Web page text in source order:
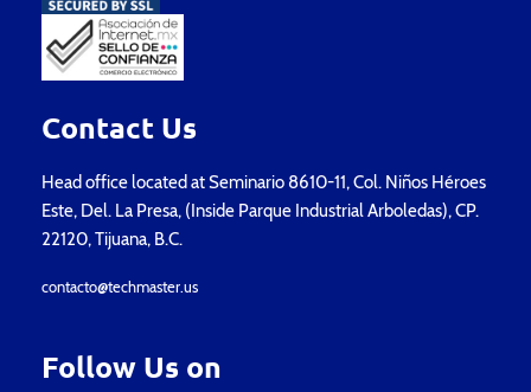
Contact Us
Head office located at Seminario 8610-11, Col. Niños Héroes
Este, Del. La Presa, (Inside Parque Industrial Arboledas), CP.
22120, Tijuana, B.C.
contacto@techmaster.us
Follow Us on